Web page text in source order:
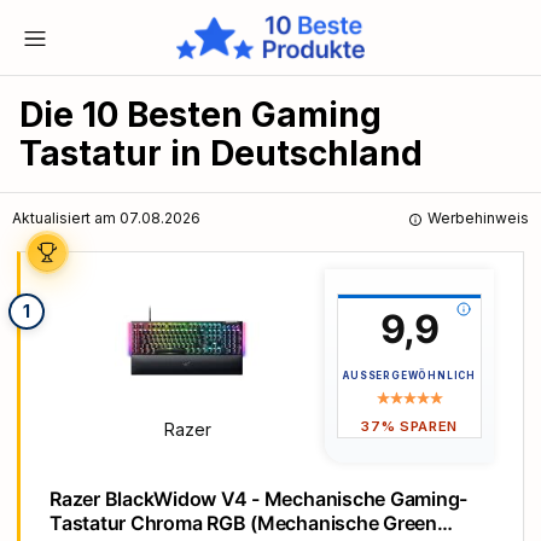
Die 10 Besten Gaming
Tastatur in Deutschland
Aktualisiert am 07.08.2026 Werbehinweis
1 9,9
AUSSERGEWÖHNLICH
37% SPAREN
Razer
Razer BlackWidow V4 - Mechanische Gaming-
Tastatur Chroma RGB (Mechanische Green